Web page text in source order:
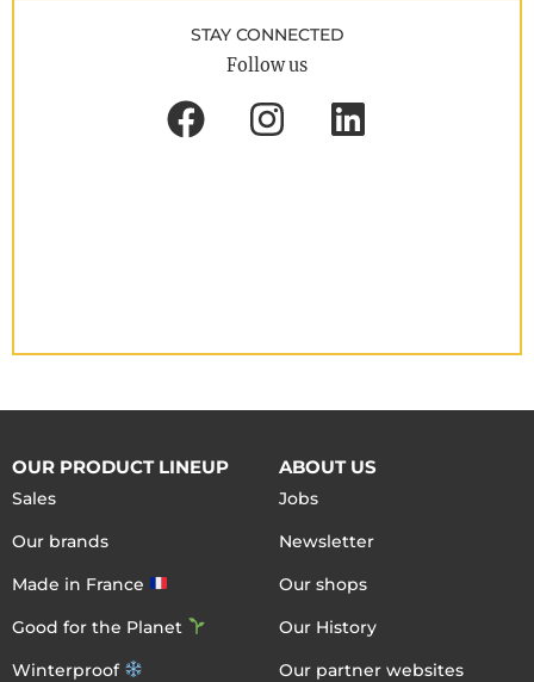
STAY CONNECTED
Follow us
OUR PRODUCT LINEUP
Sales
Our brands
Made in France
Good for the Planet
Winterproof
ABOUT US
Jobs
Newsletter
Our shops
Our History
Our partner websites